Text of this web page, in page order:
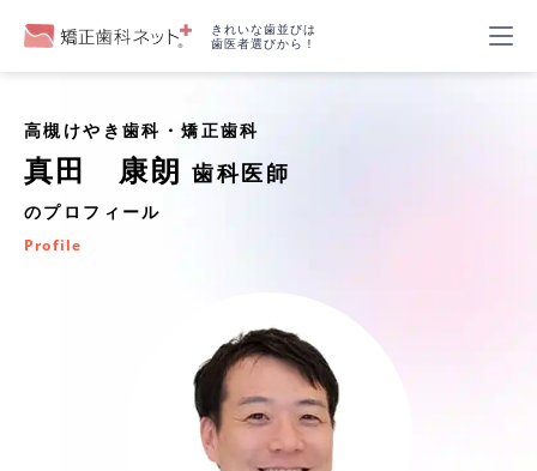
きれいな歯並びは
歯医者選びから！
高槻けやき歯科・矯正歯科
真田 康朗歯科医師
のプロフィール
Profile